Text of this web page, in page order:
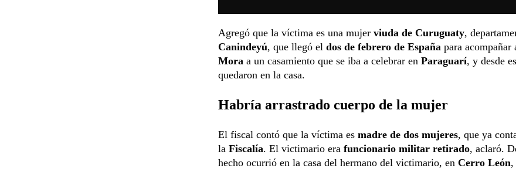
Agregó que la víctima es una mujer viuda de Curuguaty,
Canindeyú, que llegó el dos de febrero de España para acompañar
Mora a un casamiento que se iba a celebrar en Paraguarí, y desde
quedaron en la casa.
Habría arrastrado cuerpo de la mujer
El fiscal contó que la víctima es madre de dos mujeres, que ya
la Fiscalía. El victimario era funcionario militar retirado, aclaró.
hecho ocurrió en la casa del hermano del victimario, en Cerro León,